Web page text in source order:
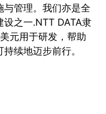
管理。我们亦是全
设之一.NTT DATA隶
元用于研发，帮助
续地迈步前行。